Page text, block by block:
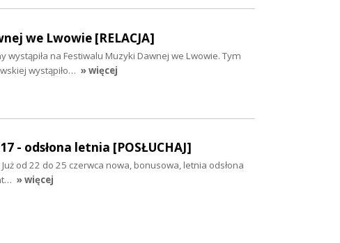
we Lwowie [RELACJA]
na Festiwalu Muzyki Dawnej we Lwowie. Tym
wystąpiło… » więcej
- odsłona letnia [POSŁUCHAJ]
od 22 do 25 czerwca nowa, bonusowa, letnia odsłona
» więcej